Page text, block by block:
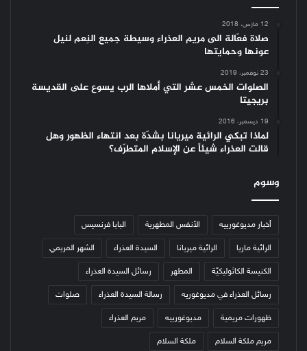
12 مارس، 2018
صلاة فعّالة الى مريم العذراء وسيطة جميع النِعم لنيل
عونها وحمايتها
23 نوفمبر، 2019
الصلوات الخمس عشر التي أملاها الرب يسوع على القديسة
بريجيتا
19 ديسمبر، 2016
لماذا تبكي الرائية ميريانا بشدّة بعد انتهاء الظهور وهل
قالت العذراء شيئاً عن الإسلام المتطرّف؟
وسوم
أخبار مديوغورييه الأنفس المطهرية البابا فرنسيس
الرائية ماريا الرائية ميريانا السيدة العذراء الشهر المريمي
الكنيسة الكاثوليكيّة المطهر رسائل السيدة العذراء
رسائل العذراء في مديوغوريه رسالة السيدة العذراء صلوات
ظهورات مريمية مديوغورييه مريم العذراء
مريم ملكة السلام ملكة السلام